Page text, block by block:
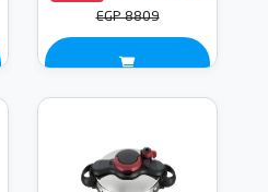
EGP 8809